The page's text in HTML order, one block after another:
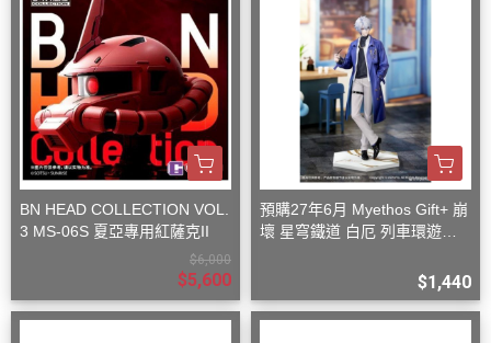
BN HEAD COLLECTION VOL.
3 MS-06S 夏亞專用紅薩克II
$6,000
$5,600
預購27年6月 Myethos Gift+ 崩
壞 星穹鐵道 白厄 列車環遊記V
$1,440